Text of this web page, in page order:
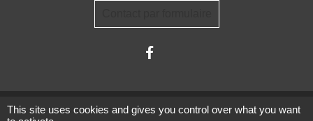
This site uses cookies and gives you control over what you want